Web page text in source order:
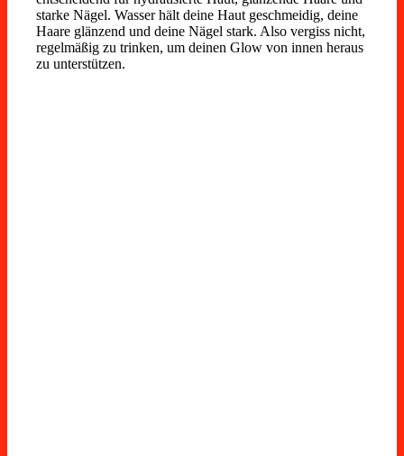
starke Nägel. Wasser hält deine Haut geschmeidig, deine
Haare glänzend und deine Nägel stark. Also vergiss nicht,
regelmäßig zu trinken, um deinen Glow von innen heraus
zu unterstützen.